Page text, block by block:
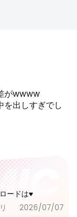
がwwww
出しすぎでし
ードは♥
2026/07/07